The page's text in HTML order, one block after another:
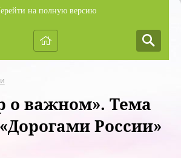
на полную версию
о важном». Тема
России»